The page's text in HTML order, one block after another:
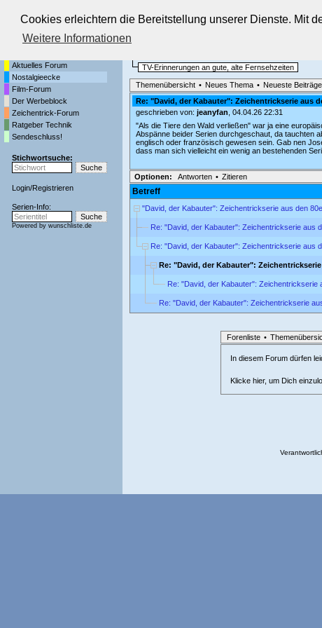
Cookies erleichtern die Bereitstellung unserer Dienste. Mit
Weitere Informationen
Die Fernseh-Diskussionsforen von
Aktuelles Forum
Nostalgieecke
Film-Forum
Der Werbeblock
Zeichentrick-Forum
Ratgeber Technik
Sendeschluss!
Stichwortsuche:
Login/Registrieren
Serien-Info:
Powered by wunschliste.de
TV-Erinnerungen an gute, alte Fernsehzeiten
Themenübersicht • Neues Thema • Neueste Beiträge
Re: "David, der Kabauter": Zeichentrickserie aus
geschrieben von: jeanyfan, 04.04.26 22:31
"Als die Tiere den Wald verließen" war ja eine
Abspänne beider Serien durchgeschaut, da tauchten
englisch oder französisch gewesen sein. Gab nen
dass man sich vielleicht ein wenig an bestehenden
Optionen: Antworten • Zitieren
Betreff
"David, der Kabauter": Zeichentrickserie aus den
Re: "David, der Kabauter": Zeichentrickserie aus
Re: "David, der Kabauter": Zeichentrickserie aus
Re: "David, der Kabauter":
Re: "David, der Kabauter":
Re: "David, der Kabauter": Zeichentrickserie
Forenliste •
In diesem Forum dürfen
Klicke hier, um Dich